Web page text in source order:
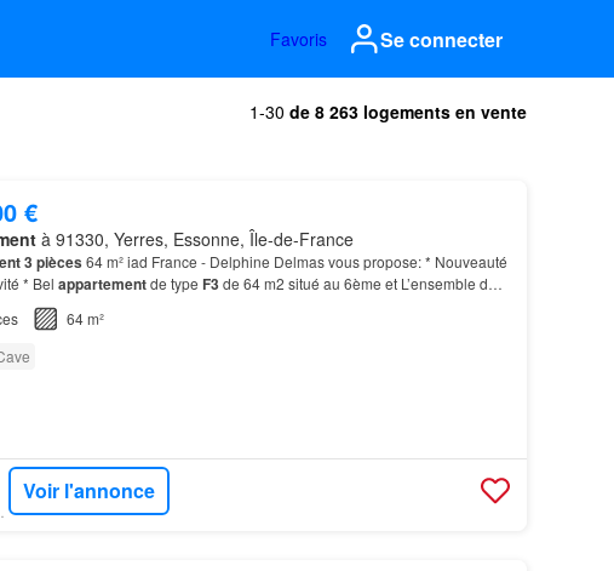
Favoris Se connecter
1-30 de 8 263 logements en vente
€
à 91330, Yerres, Essonne, Île-de-France
3 pièces 64 m² iad France - Delphine Delmas vous propose: * Nouveauté
* Bel appartementde type F3de 64 m2 situé au 6ème et L’ensemble de
est à rénover (l’électricité est à revoir e…
64 m²
Voir l'annonce